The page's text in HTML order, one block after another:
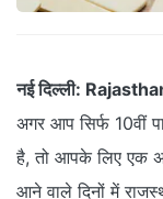
नई दिल्ली:
अगर आप सिर्फ 10वीं
है, तो आपके लिए एक
आने वाले दिनों में